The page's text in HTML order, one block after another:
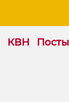
КВН
Посты